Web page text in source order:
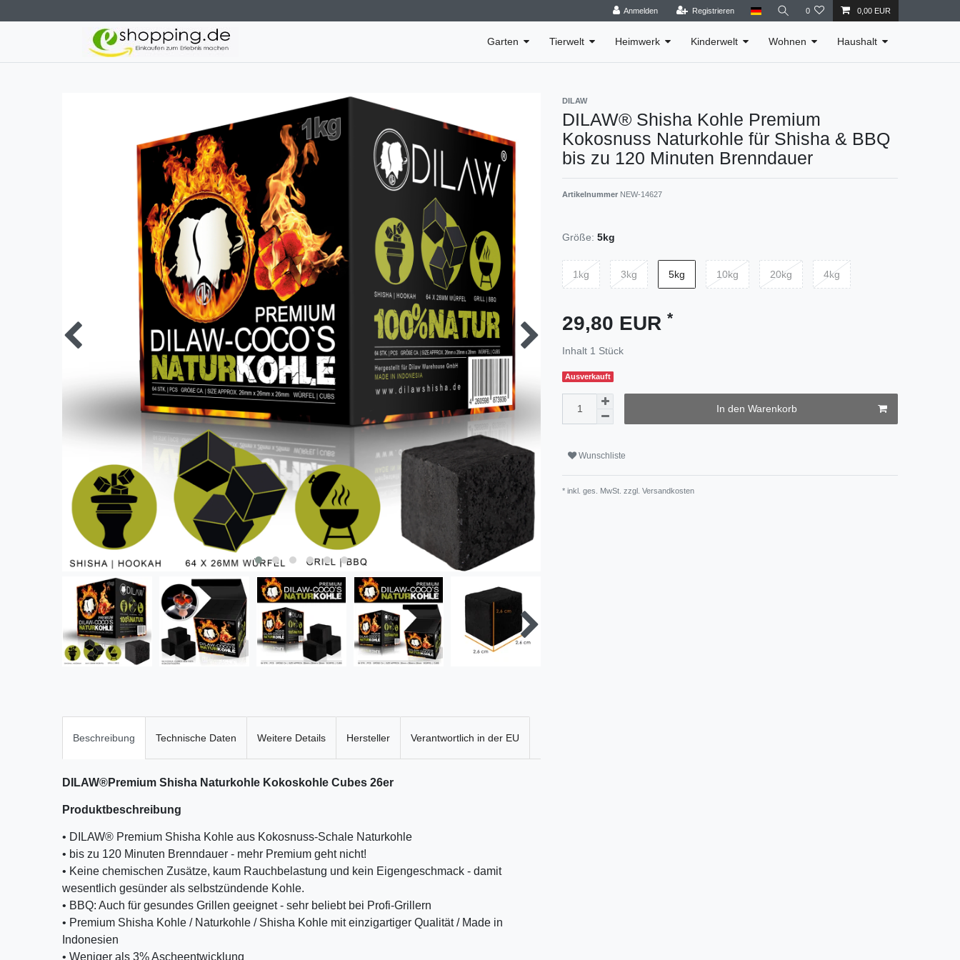
Anmelden Registrieren 0 0,00 EUR
Garten Tierwelt Heimwerk Kinderwelt Wohnen Haushalt
DILAW
DILAW® Shisha Kohle Premium
Kokosnuss Naturkohle für Shisha & BBQ
bis zu 120 Minuten Brenndauer
Artikelnummer NEW-14627
Größe: 5kg
1kg 3kg 5kg 10kg 20kg 4kg
29,80 EUR *
Inhalt 1 Stück
Ausverkauft
In den Warenkorb
Wunschliste
* inkl. ges. MwSt. zzgl. Versandkosten
Beschreibung Technische Daten Weitere Details Hersteller Verantwortlich in der EU
DILAW®Premium Shisha Naturkohle Kokoskohle Cubes 26er
Produktbeschreibung
• DILAW® Premium Shisha Kohle aus Kokosnuss-Schale Naturkohle
• bis zu 120 Minuten Brenndauer - mehr Premium geht nicht!
• Keine chemischen Zusätze, kaum Rauchbelastung und kein Eigengeschmack - damit
wesentlich gesünder als selbstzündende Kohle.
• BBQ: Auch für gesundes Grillen geeignet - sehr beliebt bei Profi-Grillern
• Premium Shisha Kohle / Naturkohle / Shisha Kohle mit einzigartiger Qualität / Made in
Indonesien
• Weniger als 3% Ascheentwicklung